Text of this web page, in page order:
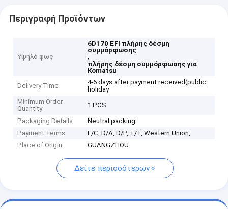
Περιγραφή Προϊόντων
Υψηλό φως
6D170 EFI πλήρης δέσμη
συμμόρφωσης
,
πλήρης δέσμη συμμόρφωσης για
Komatsu
Delivery Time
4-6 days after payment received(public
holiday
Minimum Order
Quantity
1 PCS
Packaging Details
Neutral packing
Payment Terms
L/C, D/A, D/P, T/T, Western Union,
Place of Origin
GUANGZHOU
Δείτε περισσότερων